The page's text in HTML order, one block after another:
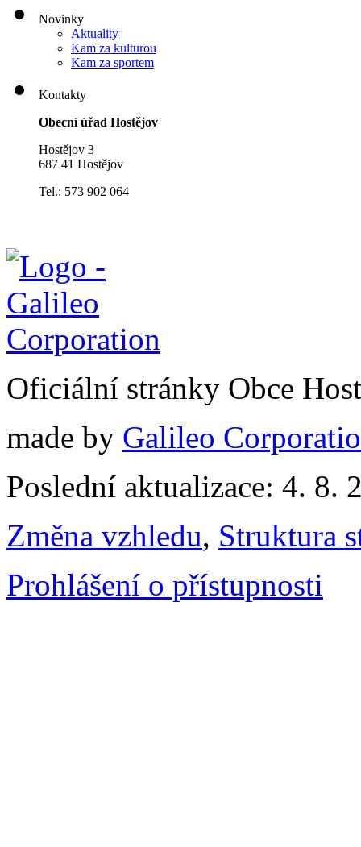
Novinky
Aktuality
Kam za kulturou
Kam za sportem
Kontakty
Obecní úřad Hostějov
Hostějov 3
687 41 Hostějov
Tel.: 573 902 064
Oficiální stránky Obce
made by Galileo
Poslední aktualizace: 4. 8.
Změna vzhledu, Struktura
Prohlášení o přístupnosti